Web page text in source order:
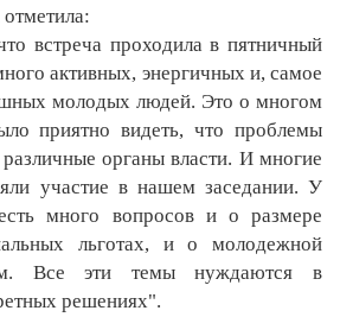
встреча проходила в пятничный
активных, энергичных и, самое
молодых людей. Это о многом
приятно видеть, что проблемы
органы власти. И многие
участие в нашем заседании. У
много вопросов и о размере
льготах, и о молодежной
Все эти темы нуждаются в
решениях".